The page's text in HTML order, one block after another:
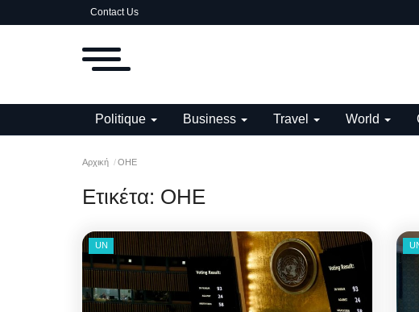
Contact Us
Politique Business Travel World
Αρχική ΟΗΕ
Ετικέτα: ΟΗΕ
UN